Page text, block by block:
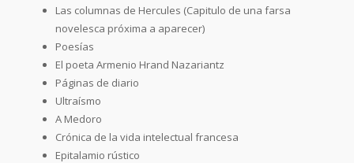
Las columnas de Hercules (Capitulo de una farsa
novelesca próxima a aparecer)
Poesías
El poeta Armenio Hrand Nazariantz
Páginas de diario
Ultraísmo
A Medoro
Crónica de la vida intelectual francesa
Epitalamio rústico